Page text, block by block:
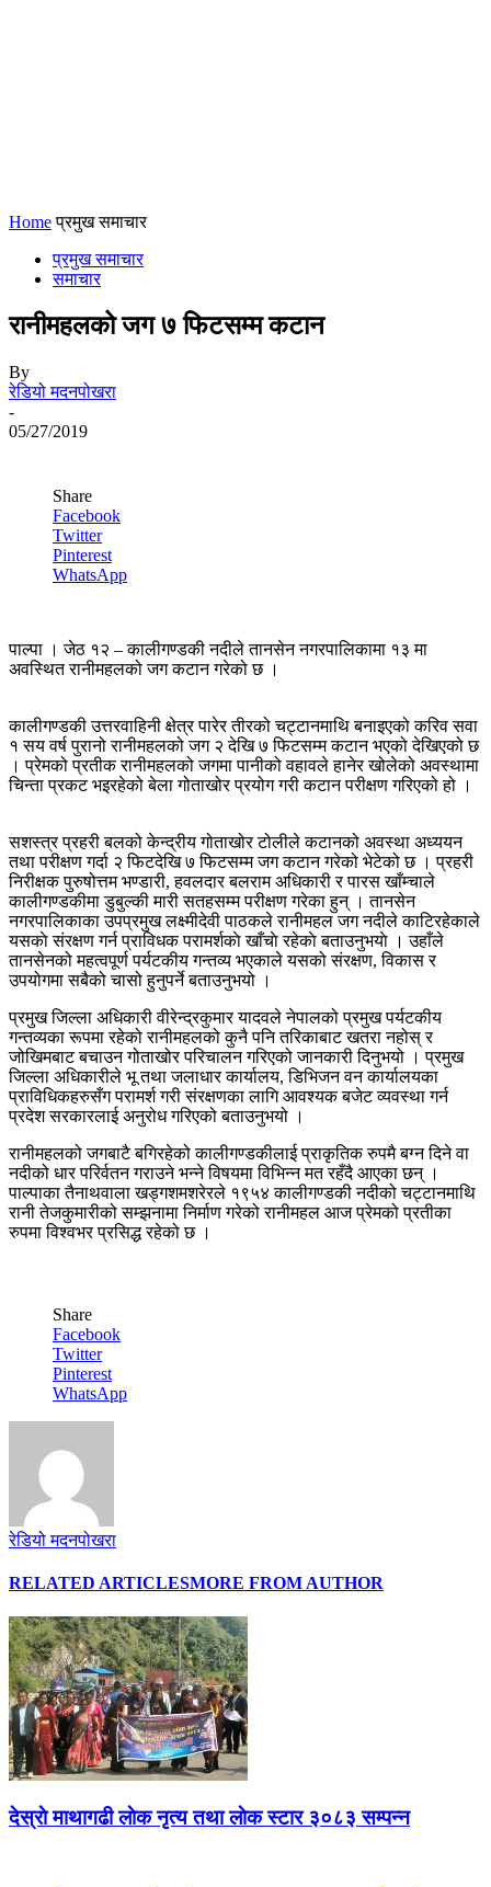
Home प्रमुख समाचार
प्रमुख समाचार
समाचार
रानीमहलको जग ७ फिटसम्म कटान
By
रेडियो मदनपोखरा
-
05/27/2019
Share
Facebook
Twitter
Pinterest
WhatsApp
पाल्पा । जेठ १२ – कालीगण्डकी नदीले तानसेन नगरपालिकामा १३ मा
अवस्थित रानीमहलको जग कटान गरेको छ ।
कालीगण्डकी उत्तरवाहिनी क्षेत्र पारेर तीरको चट्टानमाथि बनाइएको करिव सवा
१ सय वर्ष पुरानो रानीमहलको जग २ देखि ७ फिटसम्म कटान भएको देखिएको छ
। प्रेमको प्रतीक रानीमहलको जगमा पानीको वहावले हानेर खोलेको अवस्थामा
चिन्ता प्रकट भइरहेको बेला गोताखोर प्रयोग गरी कटान परीक्षण गरिएको हो ।
सशस्त्र प्रहरी बलको केन्द्रीय गोताखोर टोलीले कटानको अवस्था अध्ययन
तथा परीक्षण गर्दा २ फिटदेखि ७ फिटसम्म जग कटान गरेको भेटेको छ । प्रहरी
निरीक्षक पुरुषोत्तम भण्डारी, हवलदार बलराम अधिकारी र पारस खाँम्चाले
कालीगण्डकीमा डुबुल्की मारी सतहसम्म परीक्षण गरेका हुन् । तानसेन
नगरपालिकाका उपप्रमुख लक्ष्मीदेवी पाठकले रानीमहल जग नदीले काटिरहेकाले
यसकाे संरक्षण गर्न प्राविधक परामर्शकाे खाँचाे रहेकाे बताउनुभयाे । उहाँले
तानसेनको महत्वपूर्ण पर्यटकीय गन्तव्य भएकाले यसको संरक्षण, विकास र
उपयोगमा सबैको चासो हुनुपर्ने बताउनुभयो ।
प्रमुख जिल्ला अधिकारी वीरेन्द्रकुमार यादवले नेपालको प्रमुख पर्यटकीय
गन्तव्यका रूपमा रहेको रानीमहलको कुनै पनि तरिकाबाट खतरा नहोस् र
जोखिमबाट बचाउन गोताखोर परिचालन गरिएको जानकारी दिनुभयो । प्रमुख
जिल्ला अधिकारीले भू तथा जलाधार कार्यालय, डिभिजन वन कार्यालयका
प्राविधिकहरुसँग परामर्श गरी संरक्षणका लागि आवश्यक बजेट व्यवस्था गर्न
प्रदेश सरकारलाई अनुरोध गरिएको बताउनुभयो ।
रानीमहलको जगबाटै बगिरहेको कालीगण्डकीलाई प्राकृतिक रुपमै बग्न दिने वा
नदीको धार परिर्वतन गराउने भन्ने विषयमा विभिन्न मत रहँदै आएका छन् ।
पाल्पाका तैनाथवाला खड्गशमशरेरले १९५४ कालीगण्डकी नदीको चट्टानमाथि
रानी तेजकुमारीको सम्झनामा निर्माण गरेको रानीमहल आज प्रेमको प्रतीका
रुपमा विश्वभर प्रसिद्ध रहेको छ ।
Share
Facebook
Twitter
Pinterest
WhatsApp
रेडियो मदनपोखरा
RELATED ARTICLESMORE FROM AUTHOR
देस्राे माथागढी लाेक नृत्य तथा लाेक स्टार ३०८३ सम्पन्न